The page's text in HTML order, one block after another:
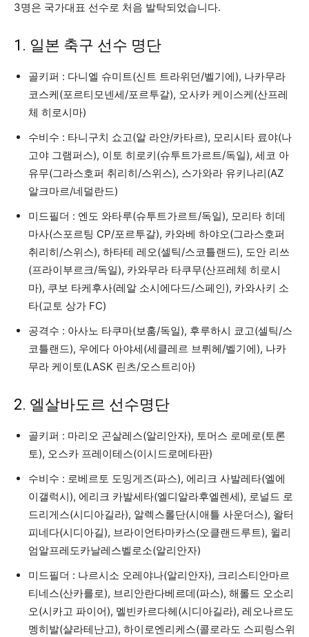
3명은 국가대표 선수로 처음 발탁되었습니다.
1. 일본 축구 선수 명단
골키퍼 : 다니엘 슈미트(신트 트라위던/벨기에), 나카무라
코스케(포르티모넨세/포르투갈), 오사카 케이스케(산프레
체 히로시마)
수비수 : 타니구치 쇼고(알 라얀/카타르), 모리시타 료야(나
고야 그램퍼스), 이토 히로키(슈투트가르트/독일), 세코 아
유무(그라스호퍼 취리히/스위스), 스가와라 유키나리(AZ
알크마르/네덜란드)
미드필더 : 엔도 와타루(슈투트가르트/독일), 모리타 히데
마사(스포르팅 CP/포르투갈), 카와베 하야오(그라스호퍼
취리히/스위스), 하타테 레오(셀틱/스코틀랜드), 도안 리쓰
(프라이부르크/독일), 카와무라 타쿠무(산프레체 히로시
마), 쿠보 타케후사(레알 소시에다드/스페인), 카와사키 소
타(교토 상가 FC)
공격수 : 아사노 타쿠마(보훔/독일), 후루하시 쿄고(셀틱/스
코틀랜드), 우에다 아야세(세클레르 브뤼헤/벨기에), 나카
무라 케이토(LASK 린츠/오스트리아)
2. 엘살바도르 선수명단
골키퍼 : 마리오 곤살레스(알리안자), 토머스 로메로(토론
토), 오스카 프레이테스(이시드로메타판)
수비수 : 로베르토 도밍게즈(파스), 에리크 사발레타(엘에
이갤럭시), 에리크 카발세타(엘디알라후엘렌세), 로널드 로
드리게스(시디아길라), 알렉스롤단(시애틀 사운더스), 왈터
피네다(시디아길), 브라이언타마카스(오클랜드루트), 윌리
엄알프레도카날레스벨로소(알리안자)
미드필더 : 나르시소 오레야나(알리안자), 크리스티안마르
티네스(산카를로), 브리안란다베르데(파스), 해롤드 오소리
오(시카고 파이어), 멜빈카르다헤(시디아길라), 레오나르도
멩히발(샬라테난고), 하이로엔리케스(콜로라도 스피링스위